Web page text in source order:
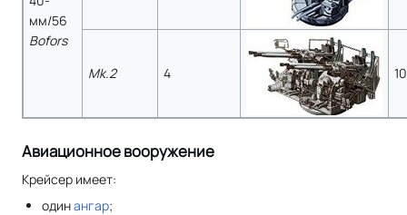
мм/56
Bofors
Mk.2
4
Авиационное вооружение
Крейсер имеет:
одинангар;